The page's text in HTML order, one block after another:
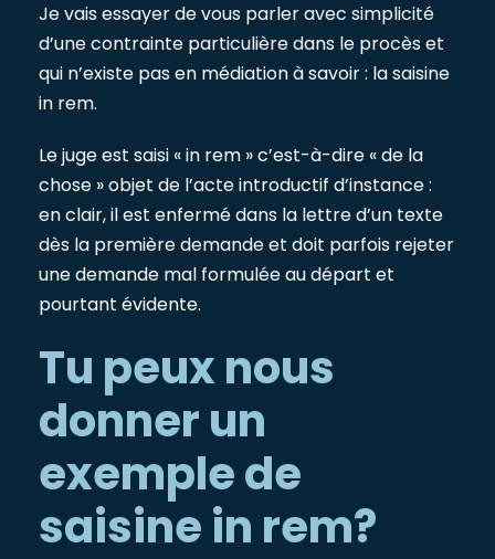
Je vais essayer de vous parler avec simplicité
d’une contrainte particulière dans le procès et
qui n’existe pas en médiation à savoir : la saisine
in rem.
Le juge est saisi « in rem » c’est-à-dire « de la
chose » objet de l’acte introductif d’instance :
en clair, il est enfermé dans la lettre d’un texte
dès la première demande et doit parfois rejeter
une demande mal formulée au départ et
pourtant évidente.
Tu peux nous
donner un
exemple de
saisine in rem?